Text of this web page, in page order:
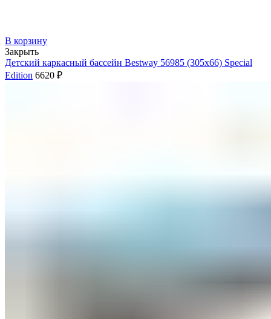
В корзину
Закрыть
Детский каркасный бассейн Bestway 56985 (305х66) Special
Edition 6620 ₽